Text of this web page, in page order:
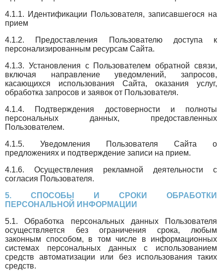
4.1.1. Идентификации Пользователя, записавшегося на
прием
4.1.2. Предоставления Пользователю доступа к
персонализированным ресурсам Сайта.
4.1.3. Установления с Пользователем обратной связи,
включая направление уведомлений, запросов,
касающихся использования Сайта, оказания услуг,
обработка запросов и заявок от Пользователя.
4.1.4. Подтверждения достоверности и полноты
персональных данных, предоставленных
Пользователем.
4.1.5. Уведомления Пользователя Сайта о
предложениях и подтверждение записи на прием.
4.1.6. Осуществления рекламной деятельности с
согласия Пользователя.
5. СПОСОБЫ И СРОКИ ОБРАБОТКИ
ПЕРСОНАЛЬНОЙ ИНФОРМАЦИИ
5.1. Обработка персональных данных Пользователя
осуществляется без ограничения срока, любым
законным способом, в том числе в информационных
системах персональных данных с использованием
средств автоматизации или без использования таких
средств.